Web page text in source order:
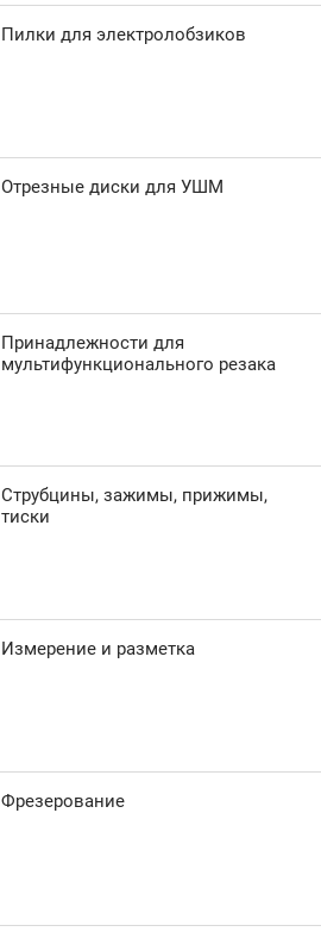
Пилки для электролобзиков
Отрезные диски для УШМ
Принадлежности для
мультифункционального резака
Струбцины, зажимы, прижимы,
тиски
Измерение и разметка
Фрезерование